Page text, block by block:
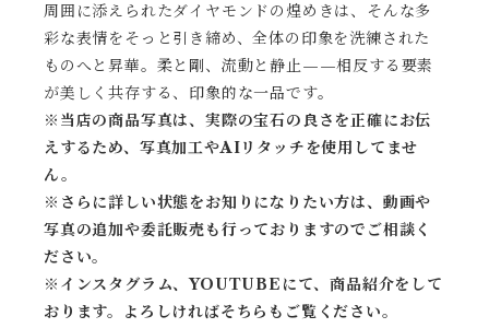
周囲に添えられたダイヤモンドの煌めきは、そんな多
彩な表情をそっと引き締め、全体の印象を洗練された
ものへと昇華。柔と剛、流動と静止——相反する要素
が美しく共存する、印象的な一品です。
※当店の商品写真は、実際の宝石の良さを正確にお伝
えするため、写真加工やAIリタッチを使用してませ
ん。
※ さらに詳しい状態をお知りになりたい方は、動画や
写真の追加や委託販売も行っておりますのでご相談く
ださい。
※ インスタグラム、YOUTUBEにて、商品紹介をして
おります。よろしければそちらもご覧ください。